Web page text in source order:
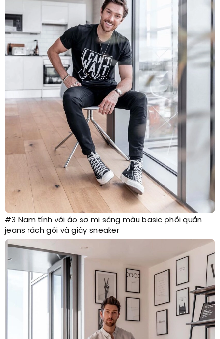
#3 Nam tính với áo sơ mi sáng màu basic phối quần
jeans rách gối và giày sneaker